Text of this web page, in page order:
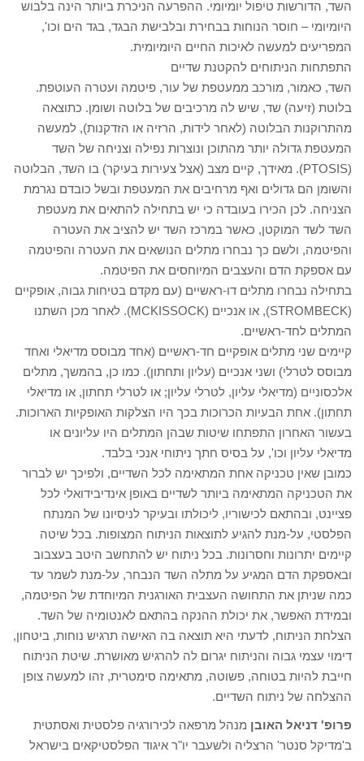
השד, הדורשות טיפול יומיומי. ההפרעה הניכרת ביותר הינה בלבוש
היומיומי – חוסר הנוחות בבחירת ובלבישת הבגד, בגד הים וכו',
המפריעים למעשה לאיכות החיים היומיומית.
התפתחות הניתוחים להקטנת שדיים
השד, כאמור, מורכב ממעטפת של עור, פיטמה ועטרה העוטפת.
בלוטת (זיעה) שד, שיש לה מרכיבים של בלוטה ושומן. כתוצאה
מהתרוקנות הבלוטה (לאחר לידות, הרזיה או הזדקנות), למעשה
המעטפת גדולה יותר מהתוכן ונוצרות נפילה וצניחה של השד
(PTOSIS). מאידך, קיים מצב (אצל צעירות בעיקר) בו השד, הבלוטה
והשומן הם גדולים ואף מרחיבים את המעטפת ובשל כובדם נגרמת
הצניחה. לכן הכירו בעובדה כי יש בתחילה להתאים את מעטפת
השד לשד המוקטן, כאשר במרכז השד יש להציב את העטרה
והפיטמה, ולשם כך נבחרו מתלים הנושאים את העטרה והפיטמה
עם אספקת הדם והעצבים המיוחסים את הפיטמה.
בתחילה נבחרו מתלים דו-ראשיים (עם מקדם בטיחות גבוה, אופקיים
(STROMBECK), או אנכיים (MCKISSOCK). לאחר מכן השתנו
המתלים לחד-ראשיים.
קיימים שני מתלים אופקיים חד-ראשיים (אחד מבוסס מדיאלי ואחד
מבוסס לטרלי) ושני אנכיים (עליון ותחתון). כמו כן, בהמשך, מתלים
אלכסוניים (מדיאלי עליון, לטרלי עליון; או לטרלי תחתון, או מדיאלי
תחתון). אחת הבעיות הכרוכות בכך היו הצלקות האופקיות הארוכות.
בעשור האחרון התפתחו שיטות שבהן המתלים היו עליונים או
מדיאלי עליון וכו', על בסיס חתך ניתוחי אנכי בלבד.
כמובן שאין טכניקה אחת המתאימה לכל השדיים, ולפיכך יש לברור
את הטכניקה המתאימה ביותר לשדיים באופן אינדיבידואלי לכל
פציינט, ובהתאם לכישוריו, ליכולתו ובעיקר לניסיונו של המנתח
הפלסטי, על-מנת להגיע לתוצאות הניתוח המצופות. בכל שיטה
קיימים יתרונות וחסרונות. בכל ניתוח יש להתחשב היטב בעצבוב
ובאספקת הדם המגיע על מתלה השד הנבחר, על-מנת לשמר עד
כמה שניתן את התחושה העצבית האורגנית המיוחדת של הפיטמה,
ובמידת האפשר, את יכולת ההנקה בהתאם לאנטומיה של השד.
הצלחת הניתוח, לדעתי היא תוצאה בה האישה תרגיש נוחות, ביטחון,
דימוי עצמי גבוה והניתוח יגרום לה להרגיש מאושרת. שיטת הניתוח
חייבת להיות בטוחה, פשוטה, מתאימה סימטרית, זהו למעשה צופן
ההצלחה של ניתוח השדיים.
פרופ' דניאל האובן מנהל מרפאה לכירורגיה פלסטית ואסתטית
ב'מדיקל סנטר' הרצליה ולשעבר יו"ר איגוד הפלסטיקאים בישראל